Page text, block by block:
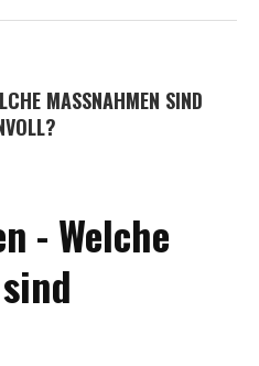
MASSNAHMEN SIND S
- Welche